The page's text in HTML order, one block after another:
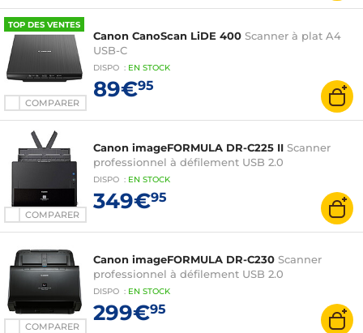
TOP DES VENTES
COMPARER
Canon CanoScan LiDE 400 Scanner à plat A4
USB-C
DISPO : EN STOCK
89€95
COMPARER
Canon imageFORMULA DR-C225 II Scanner
professionnel à défilement USB 2.0
DISPO : EN STOCK
349€95
COMPARER
Canon imageFORMULA DR-C230 Scanner
professionnel à défilement USB 2.0
DISPO : EN STOCK
299€95